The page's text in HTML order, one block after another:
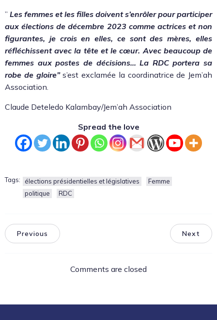
” Les femmes et les filles doivent s’en­rôler pour par­ticiper
aux élec­tions de décem­bre 2023 comme actri­ces et non
fig­u­rantes, je crois en elles, ce sont des mères, elles
réfléchissent avec la tête et le cœur. Avec beau­coup de
femmes aux postes de déci­sions… La RDC portera sa
robe de gloire”s’est exclamée la coor­di­na­trice de Jem’ah
Asso­ci­a­tion.
Claude Detele­do Kalambay/Jem’ah Asso­ci­a­tion
Spread the love
Tags: élections présidentielles et législatives
Femme
politique
RDC
Previous Next
Comments are closed